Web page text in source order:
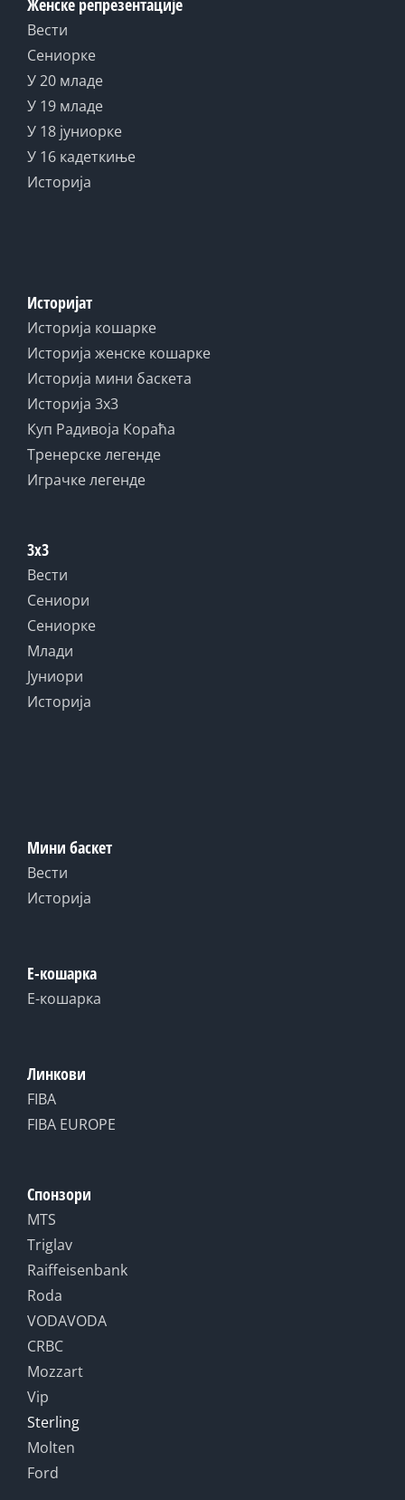
Женске репрезентације
Вести
Сениорке
У 20 младе
У 19 младе
У 18 јуниорке
У 16 кадеткиње
Историја
Историјат
Историја кошарке
Историја женске кошарке
Историја мини баскета
Историја 3x3
Куп Радивоја Кораћа
Тренерске легенде
Играчке легенде
3x3
Вести
Сениори
Сениорке
Млади
Јуниори
Историја
Мини баскет
Вести
Историја
Е-кошарка
Е-кошарка
Линкови
FIBA
FIBA EUROPE
Спонзори
MTS
Triglav
Raiffeisenbank
Roda
VODAVODA
CRBC
Mozzart
Vip
Sterling
Molten
Ford